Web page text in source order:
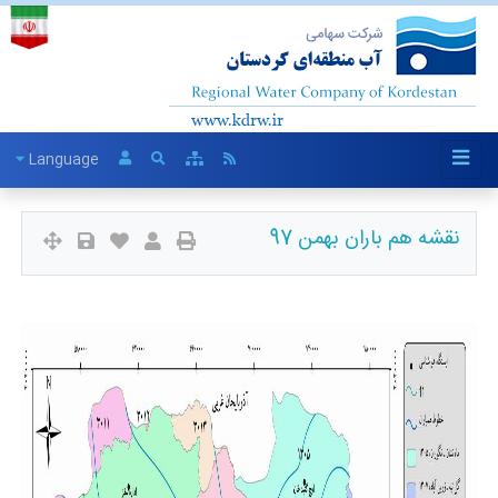
Language
نقشه هم باران بهمن 97